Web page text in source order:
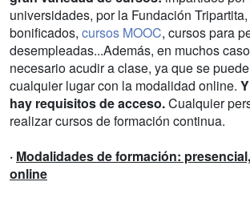
universidades, por la Fundación
bonificados, cursos MOOC, cursos para
desempleadas...Además, en muchos
necesario acudir a clase, ya que se
cualquier lugar con la modalidad online.
hay requisitos de acceso.Cualquier
realizar cursos de formación continua.
· Modalidades de formación:
online